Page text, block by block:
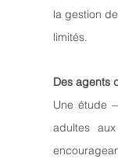
la gestion
limités.
Des agents
Une étude
adultes